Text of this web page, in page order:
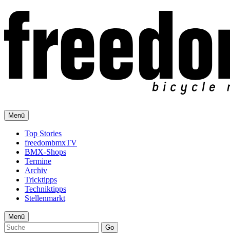
Menü
Top Stories
freedombmxTV
BMX-Shops
Termine
Archiv
Tricktipps
Techniktipps
Stellenmarkt
Menü
Go